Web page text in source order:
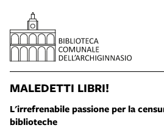
MALEDETTI LIBRI!
L'irrefrenabile passione per la
biblioteche